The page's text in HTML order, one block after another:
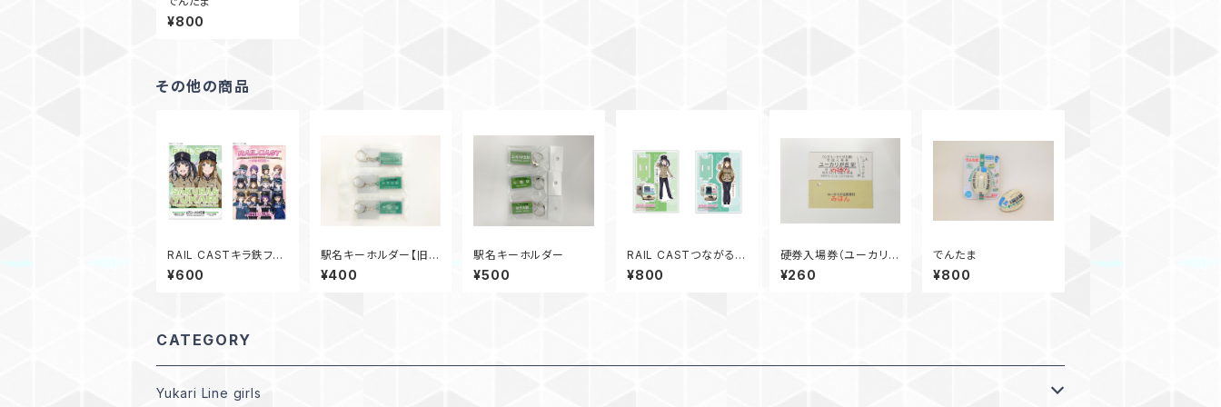
¥800
その他の商品
RAIL CASTキラ鉄ファ
イル
¥600
駅名キーホルダー【旧製
品】
¥400
駅名キーホルダー
¥500
RAIL CASTつながるア
クリルフィギュア
¥800
硬券入場券（ユーカリが
丘駅・公園駅）
¥260
でんたま
¥800
CATEGORY
Yukari Line girls